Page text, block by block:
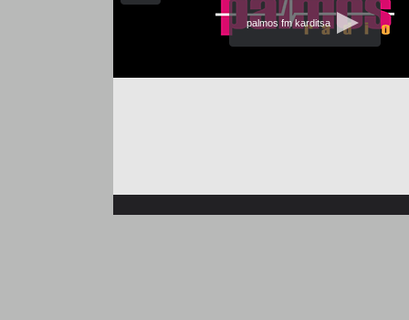
palmos fm karditsa